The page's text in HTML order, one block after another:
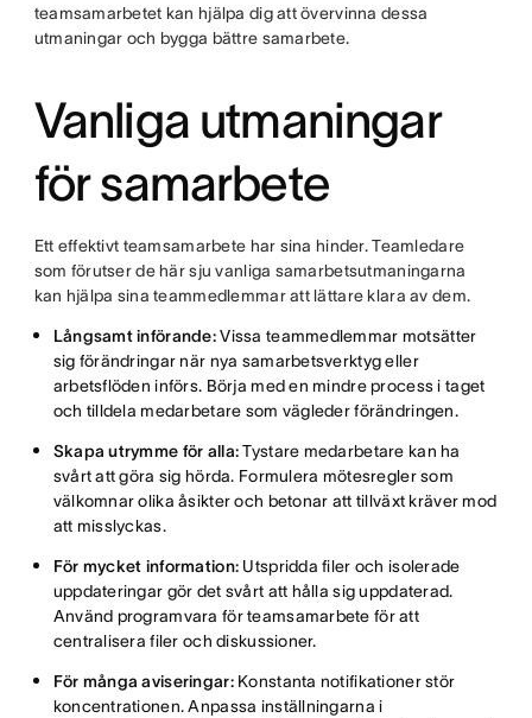
teamsamarbetet kan hjälpa dig att övervinna dessa
utmaningar och bygga bättre samarbete.
Vanliga utmaningar
för samarbete
Ett effektivt teamsamarbete har sina hinder. Teamledare
som förutser de här sju vanliga samarbetsutmaningarna
kan hjälpa sina teammedlemmar att lättare klara av dem.
Långsamt införande:Vissa teammedlemmar motsätter
sig förändringar när nya samarbetsverktyg eller
arbetsflöden införs. Börja med en mindre process i taget
och tilldela medarbetare som vägleder förändringen.
Skapa utrymme för alla:Tystare medarbetare kan ha
svårt att göra sig hörda. Formulera mötesregler som
välkomnar olika åsikter och betonar att tillväxt kräver mod
att misslyckas.
För mycket information: Utspridda filer och isolerade
uppdateringar gör det svårt att hålla sig uppdaterad.
Använd programvara för teamsamarbete för att
centralisera filer och diskussioner.
För många aviseringar:Konstanta notifikationer stör
koncentrationen. Anpassa inställningarna i